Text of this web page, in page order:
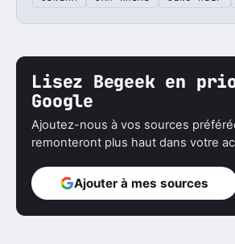
Lisez Begeek en
Google
Ajoutez-nous à vos sources
remonteront plus haut dans votre
Ajouter à mes sources